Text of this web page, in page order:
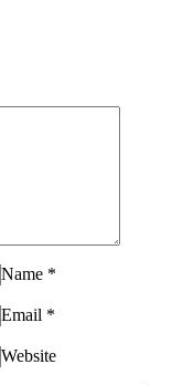
Name *
Email *
Website